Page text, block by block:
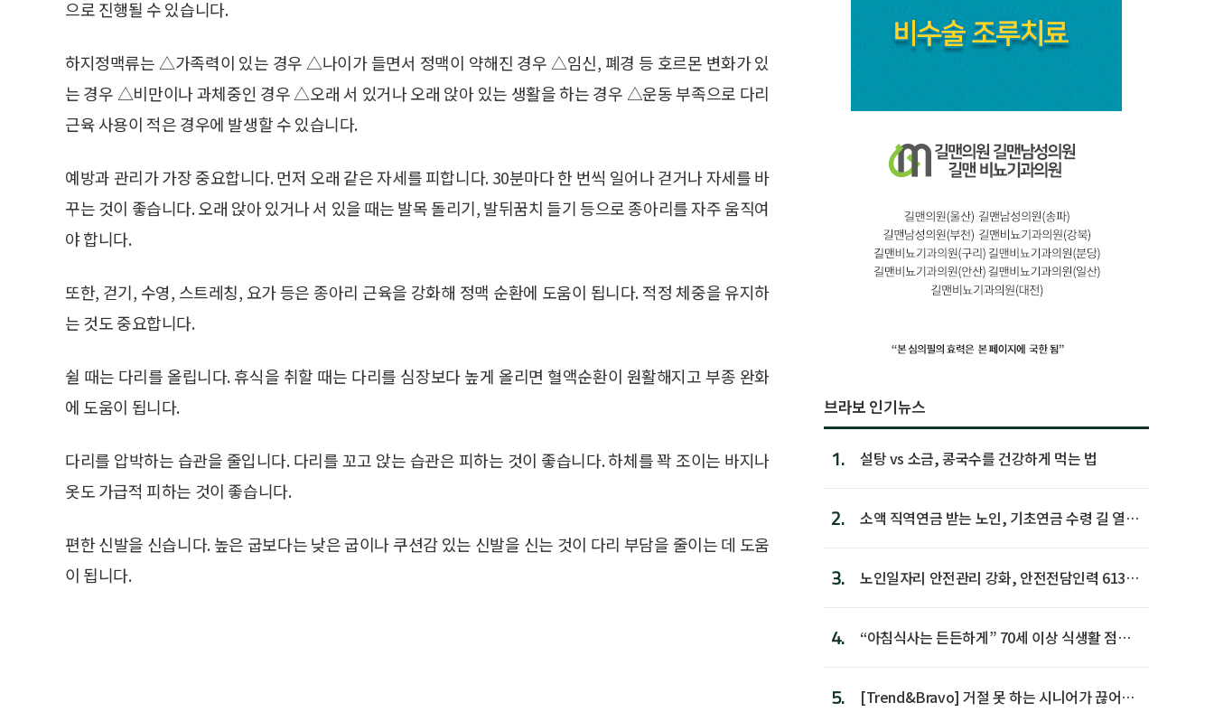
으로 진행될 수 있습니다.
하지정맥류는 △가족력이 있는 경우 △나이가 들면서 정맥이 약해진 경우 △임신, 폐경 등 호르몬 변화가 있
는 경우 △비만이나 과체중인 경우 △오래 서 있거나 오래 앉아 있는 생활을 하는 경우 △운동 부족으로 다리
근육 사용이 적은 경우에 발생할 수 있습니다.
예방과 관리가 가장 중요합니다. 먼저 오래 같은 자세를 피합니다. 30분마다 한 번씩 일어나 걷거나 자세를 바
꾸는 것이 좋습니다. 오래 앉아 있거나 서 있을 때는 발목 돌리기, 발뒤꿈치 들기 등으로 종아리를 자주 움직여
야 합니다.
또한, 걷기, 수영, 스트레칭, 요가 등은 종아리 근육을 강화해 정맥 순환에 도움이 됩니다. 적정 체중을 유지하
는 것도 중요합니다.
쉴 때는 다리를 올립니다. 휴식을 취할 때는 다리를 심장보다 높게 올리면 혈액순환이 원활해지고 부종 완화
에 도움이 됩니다.
다리를 압박하는 습관을 줄입니다. 다리를 꼬고 앉는 습관은 피하는 것이 좋습니다. 하체를 꽉 조이는 바지나
옷도 가급적 피하는 것이 좋습니다.
편한 신발을 신습니다. 높은 굽보다는 낮은 굽이나 쿠션감 있는 신발을 신는 것이 다리 부담을 줄이는 데 도움
이 됩니다.
브라보 인기뉴스
1. 설탕 vs 소금, 콩국수를 건강하게 먹는 법
2.
소액 직역연금 받는 노인, 기초연금 수령 길 열린
3.
노인일자리 안전관리 강화, 안전전담인력 613명
4.
“아침식사는 든든하게” 70세 이상 식생활 점수
5.
[Trend&Bravo] 거절 못 하는 시니어가 끊어야